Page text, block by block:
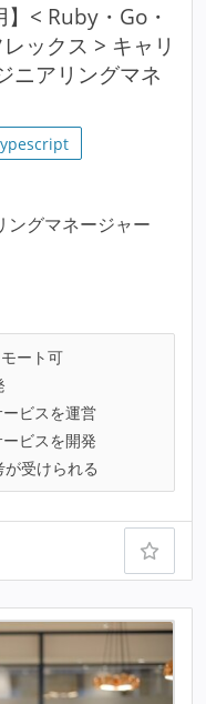
】< Ruby・Go・
ックス > キャリ
ニアリングマネ
ングマネージャー
ート可
ービスを運営
ービスを開発
受けられる